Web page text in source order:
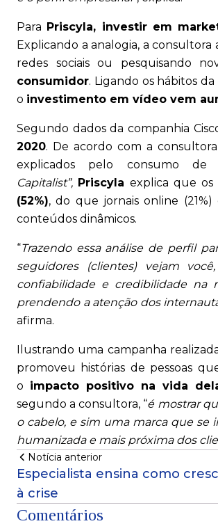
Para Priscyla, investir em
Explicando a analogia, a
redes sociais ou pesquisando
consumidor. Ligando os hábitos
o investimento em vídeo vem
Segundo dados da companhia
2020. De acordo com a
explicados pelo consumo
Capitalist”, Priscylaexplica que os
(52%), do que jornais online
conteúdos dinâmicos.
“Trazendo essa análise de perfil
seguidores (clientes) vejam
confiabilidade e credibilidade na
prendendo a atenção dos
afirma.
Ilustrando uma campanha
promoveu histórias de pessoas
o impacto positivo na vida
segundo a consultora, “é mostrar
o cabelo, e sim uma marca que se
humanizada e mais próxima dos
Notícia anterior
Especialista ensina como
à crise
Comentários